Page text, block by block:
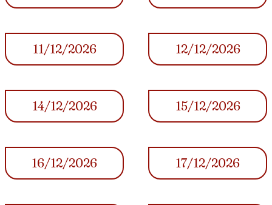
11/12/2026 12/12/2026
14/12/2026 15/12/2026
16/12/2026 17/12/2026